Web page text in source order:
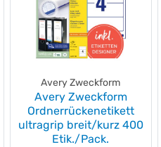
Avery Zweckform
Avery Zweckform
Ordnerrückenetikett
ultragrip breit/kurz 400
Etik./Pack.